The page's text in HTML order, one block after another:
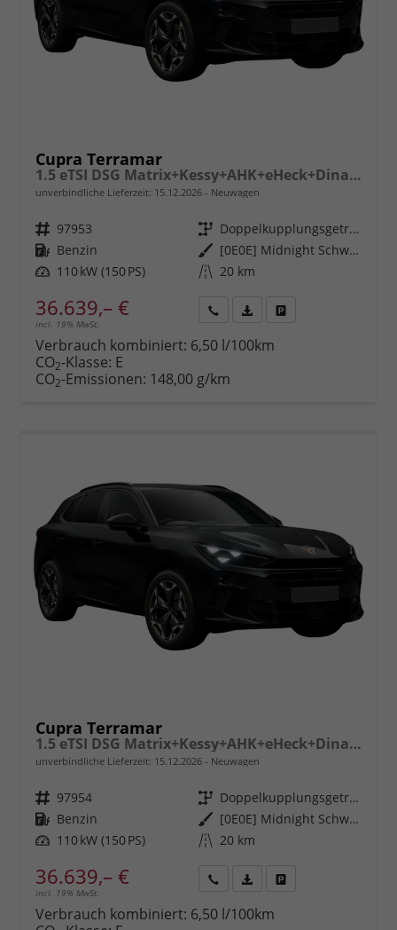
Cupra Terramar
1.5 eTSI DSG Matrix+Kessy+AHK+eHeck+Dinamica+CarPlay+eHeck+GV5
unverbindliche Lieferzeit: 15.12.2026 Neuwagen
Fahrzeugnr. 97953 Getriebe
Doppelkupplungsgetriebe (DSG)
Kraftstoff Benzin Außenfarbe
[0E0E] Midnight Schwarz Metallic
Leistung 110 kW (150 PS) Kilometerstand 20 km
36.639,– €
incl. 19% MwSt.
anfordern
Datei,
Verbrauch kombiniert: 6,50 l/100km
CO2-Klasse: E
CO2-Emissionen: 148,00 g/km
Cupra Terramar
1.5 eTSI DSG Matrix+Kessy+AHK+eHeck+Dinamica+CarPlay+eHeck+GV5
unverbindliche Lieferzeit: 15.12.2026 Neuwagen
Fahrzeugnr. 97954 Getriebe
Doppelkupplungsgetriebe (DSG)
Kraftstoff Benzin Außenfarbe
[0E0E] Midnight Schwarz Metallic
Leistung 110 kW (150 PS) Kilometerstand 20 km
36.639,– €
incl. 19% MwSt.
anfordern
Datei,
Verbrauch kombiniert: 6,50 l/100km